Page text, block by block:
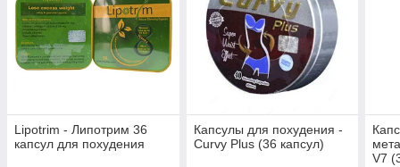
Lipotrim - Липотрим 36
капсул для похудения
Капсулы для похудения -
Curvy Plus (36 капсул)
V7